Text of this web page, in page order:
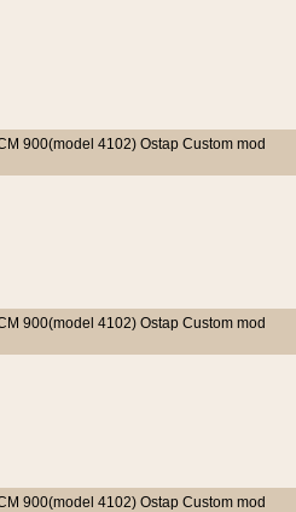
900(model 4102) Ostap Custom mod
900(model 4102) Ostap Custom mod
900(model 4102) Ostap Custom mod